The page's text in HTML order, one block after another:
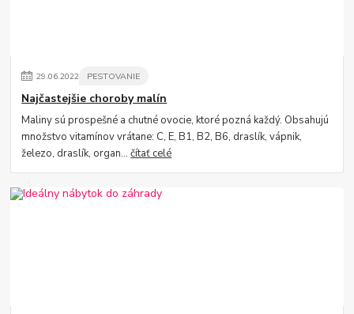
29.06.2022 PESTOVANIE
Najčastejšie choroby malín
Maliny sú prospešné a chutné ovocie, ktoré pozná každý. Obsahujú
množstvo vitamínov vrátane: C, E, B1, B2, B6, draslík, vápnik,
železo, draslík, organ...čítať celé